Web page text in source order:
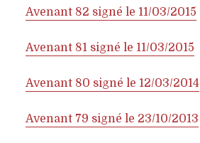
Avenant 82 signé le 11/03/2015
Avenant 81 signé le 11/03/2015
Avenant 80 signé le 12/03/2014
Avenant 79 signé le 23/10/2013